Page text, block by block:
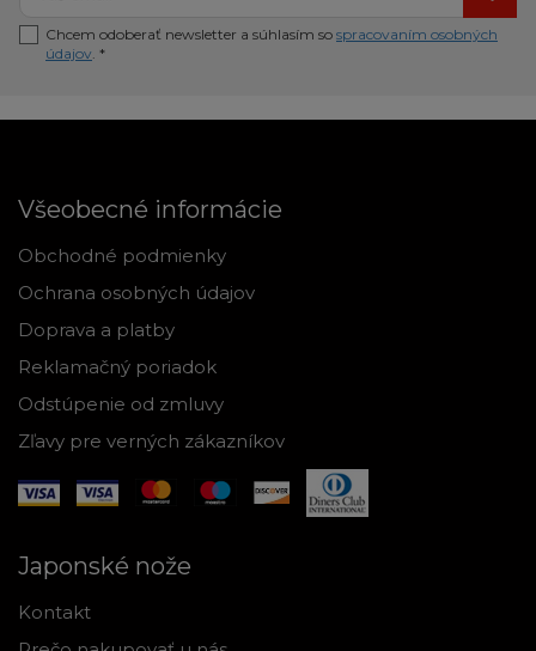
Chcem odoberať newsletter a súhlasím so spracovaním osobných
údajov . *
Všeobecné informácie
Obchodné podmienky
Ochrana osobných údajov
Doprava a platby
Reklamačný poriadok
Odstúpenie od zmluvy
Zľavy pre verných zákazníkov
Japonské nože
Kontakt